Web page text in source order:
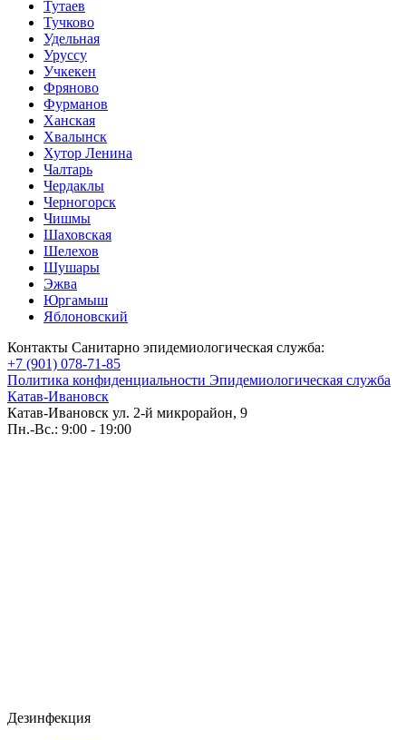
Тутаев
Тучково
Удельная
Уруссу
Учкекен
Фряново
Фурманов
Ханская
Хвалынск
Хутор Ленина
Чалтарь
Чердаклы
Черногорск
Чишмы
Шаховская
Шелехов
Шушары
Эжва
Юргамыш
Яблоновский
Контакты Санитарно эпидемиологическая служба:
+7 (901) 078-71-85
Политика конфиденциальности Эпидемиологическая служба
Катав-Ивановск
Катав-Ивановск ул. 2-й микрорайон, 9
Пн.-Вс.: 9:00 - 19:00
Дезинфекция